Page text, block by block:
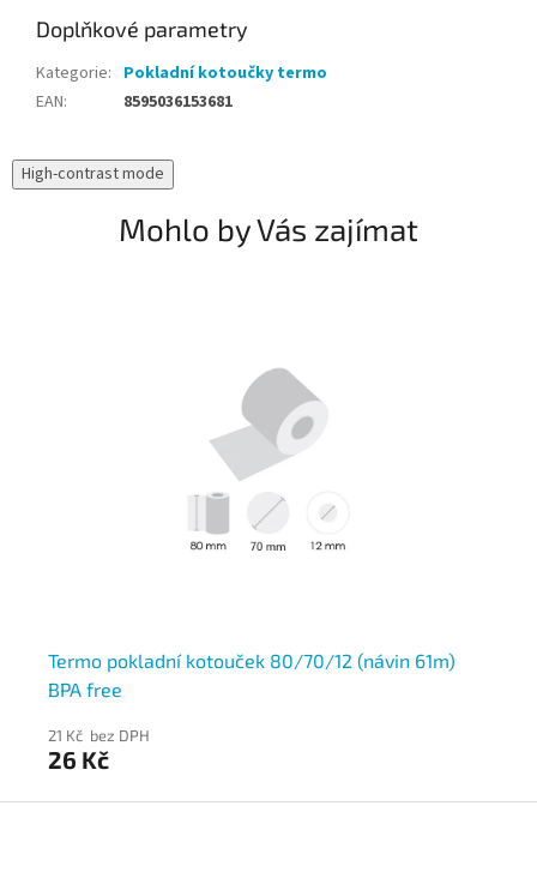
Doplňkové parametry
Kategorie: Pokladní kotoučky termo
EAN: 8595036153681
High-contrast mode
Mohlo by Vás zajímat
Termo pokladní kotouček 80/70/12 (návin 61m)
BPA free
21 Kč bez DPH
26 Kč